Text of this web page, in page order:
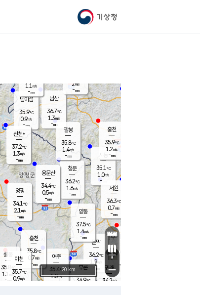
기상청
문막
36.2℃
1.9m/s
mm
남이섬
35.9℃
0.9m/s
-mm
부론
34.9℃
남산
36.7℃
1.3m/s
-mm
청운
36.2℃
1.6m/s
-mm
팔봉
35.8℃
1.4m/s
-mm
여주
35.4℃
1.0m/s
양동
37.5℃
1.4m/s
-mm
1.1 m/s
-mm
신천*
37.2℃
1.3m/s
-mm
흥천
35.8℃
0.7m/s
-mm
설봉
35.8
1.1 m/s
- mm
시동
35.1℃
1.0m/s
- mm
귀래
34.2℃
서원
36.3℃
0.7m/s
-mm
용문산
34.4℃
0.5m/s
-mm
홍천
35.9℃
1.2m/s
-mm
이천
35.7℃
0.9m/s
양평
34.1℃
2.1 m/s
-mm
2m/s
-mm
+
−
20 km